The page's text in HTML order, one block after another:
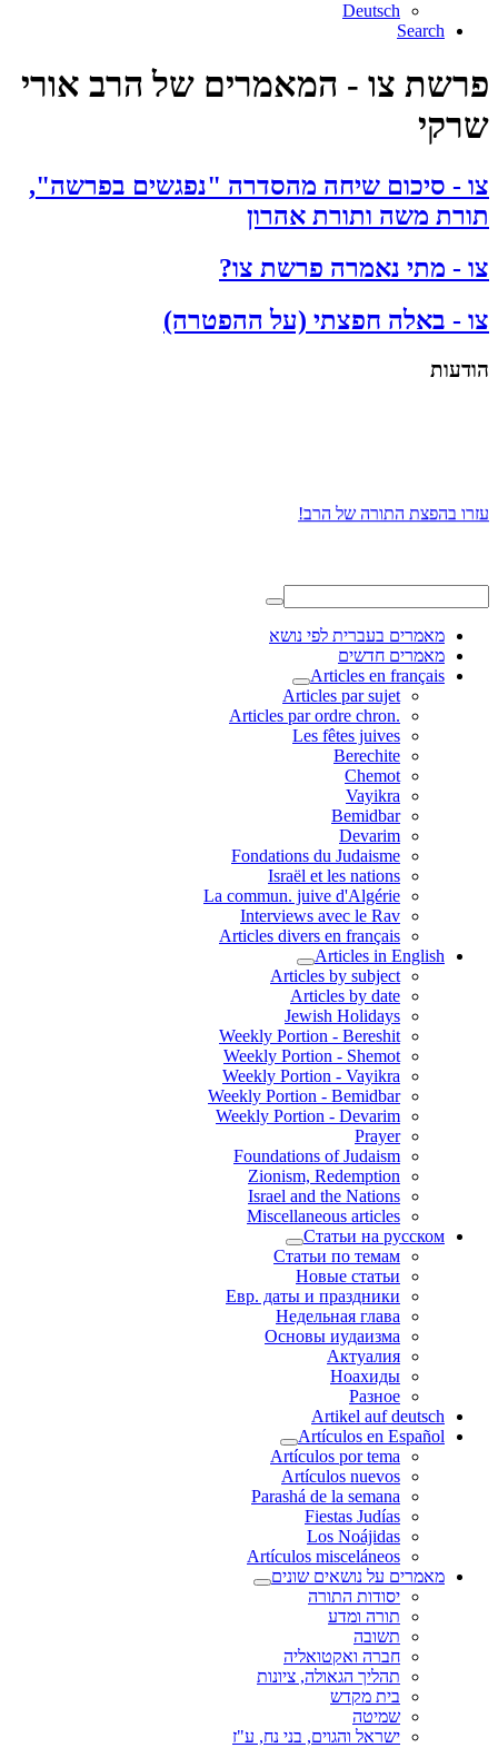
Deutsch
Search
פרשת צו - המאמרים של הרב אורי
שרקי
צו - סיכום שיחה מהסדרה "נפגשים בפרשה",
תורת משה ותורת אהרון
צו - מתי נאמרה פרשת צו?
צו - באלה חפצתי (על ההפטרה)
הודעות
עזרו בהפצת התורה של הרב!
מאמרים בעברית לפי נושא
מאמרים חדשים
Articles en français
Articles par sujet
.Articles par ordre chron
Les fêtes juives
Berechite
Chemot
Vayikra
Bemidbar
Devarim
Fondations du Judaisme
Israël et les nations
La commun. juive d'Algérie
Interviews avec le Rav
Articles divers en français
Articles in English
Articles by subject
Articles by date
Jewish Holidays
Weekly Portion - Bereshit
Weekly Portion - Shemot
Weekly Portion - Vayikra
Weekly Portion - Bemidbar
Weekly Portion - Devarim
Prayer
Foundations of Judaism
Zionism, Redemption
Israel and the Nations
Miscellaneous articles
Статьи на русском
Статьи по темам
Новые статьи
Евр. даты и праздники
Недельная глава
Основы иудаизма
Актуалия
Ноахиды
Разное
Artikel auf deutsch
Artículos en Español
Artículos por tema
Artículos nuevos
Parashá de la semana
Fiestas Judías
Los Noájidas
Artículos misceláneos
מאמרים על נושאים שונים
יסודות התורה
תורה ומדע
תשובה
חברה ואקטואליה
תהליך הגאולה, ציונות
בית מקדש
שמיטה
ישראל והגוים, בני נח, ע"ז